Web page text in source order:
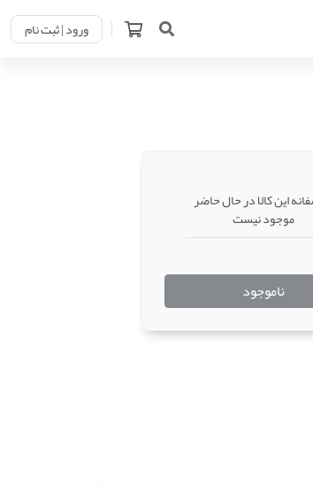
ورود | ثبت نام
این کالا در حال حاضر
موجود نیست
ناموجود